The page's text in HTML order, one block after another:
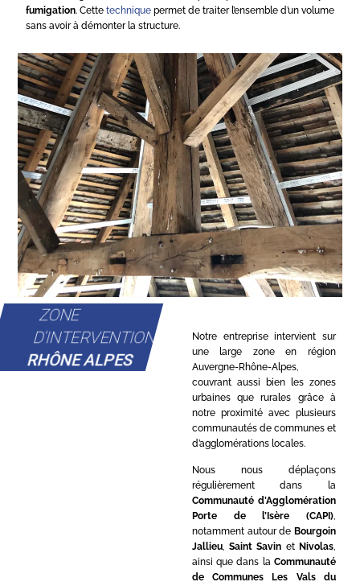
fumigation. Cette technique permet de traiter l’ensemble d’un volume
sans avoir à démonter la structure.
ZONE
D'INTERVENTION
RHÔNE ALPES
Notre entreprise intervient sur
une large zone en région
Auvergne-Rhône-Alpes,
couvrant aussi bien les zones
urbaines que rurales grâce à
notre proximité avec plusieurs
communautés de communes et
d’agglomérations locales.
Nous nous déplaçons
régulièrement dans la
Communauté d’Agglomération
Porte de l’Isère (CAPI),
notamment autour de Bourgoin
Jallieu,Saint Savin et Nivolas,
ainsi que dans la Communauté
de Communes Les Vals du